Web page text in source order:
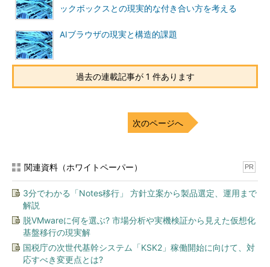
ックボックスとの現実的な付き合い方を考える
AIブラウザの現実と構造的課題
過去の連載記事が 1 件あります
次のページへ
関連資料（ホワイトペーパー） PR
3分でわかる「Notes移行」 方針立案から製品選定、運用まで
解説
脱VMwareに何を選ぶ? 市場分析や実機検証から見えた仮想化
基盤移行の現実解
国税庁の次世代基幹システム「KSK2」稼働開始に向けて、対
応すべき変更点とは?